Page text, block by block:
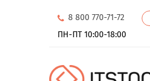
8 800 770-71-72
ПН-ПТ 10:00-18:00